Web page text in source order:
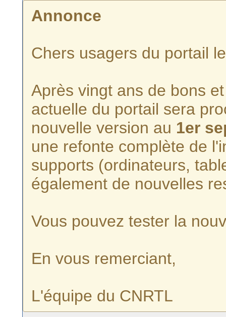
Annonce
Chers usagers du portail
Après vingt ans de bons
actuelle du portail sera
nouvelle version au 1er
une refonte complète de
supports (ordinateurs,
également de nouvelles
Vous pouvez tester la
En vous remerciant,
L'équipe du CNRTL